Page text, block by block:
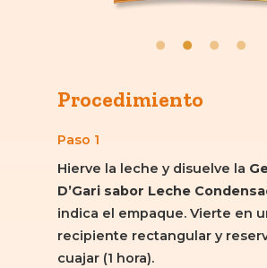
Procedimiento
Paso 1
Hierve la leche y disuelve la
D’Gari sabor Leche
indica el empaque. Vierte en
recipiente rectangular y
cuajar (1 hora).